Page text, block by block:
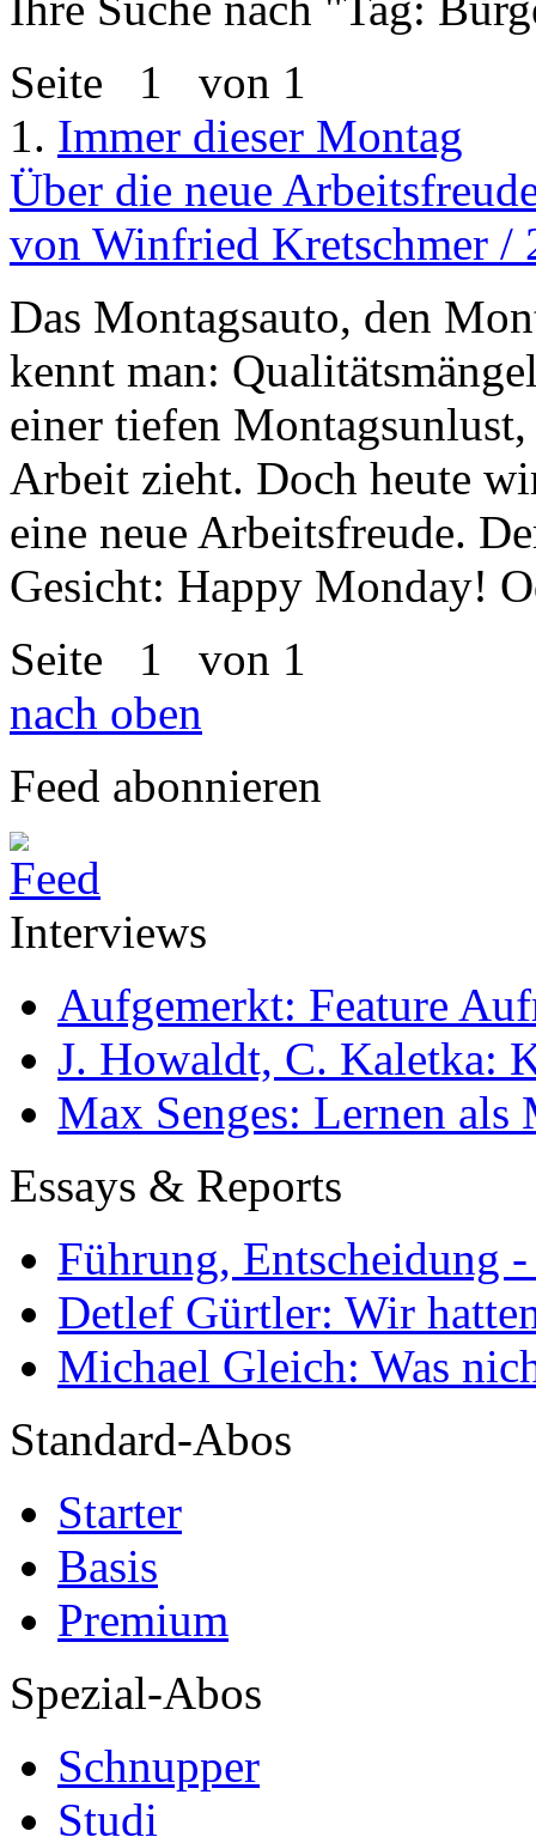
Seite 1 von 1
1. Immer dieser Montag
Über die neue
von Winfried Kretschmer /
Das Montagsauto, den
kennt man:
einer tiefen
Arbeit zieht. Doch heute
eine neue Arbeitsfreude.
Gesicht: Happy Monday!
Seite 1 von 1
nach oben
Feed abonnieren
Interviews
Aufgemerkt: Feature
J. Howaldt, C. Kaletka:
Max Senges: Lernen als
Essays & Reports
Führung, Entscheidung
Detlef Gürtler: Wir
Michael Gleich: Was
Standard-Abos
Starter
Basis
Premium
Spezial-Abos
Schnupper
Studi